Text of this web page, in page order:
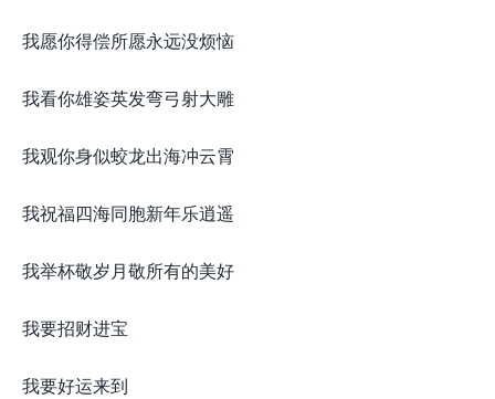
我愿你得偿所愿永远没烦恼
我看你雄姿英发弯弓射大雕
我观你身似蛟龙出海冲云霄
我祝福四海同胞新年乐逍遥
我举杯敬岁月敬所有的美好
我要招财进宝
我要好运来到